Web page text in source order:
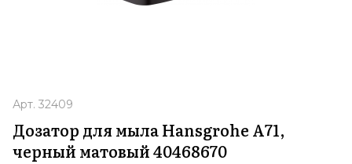
Арт. 32409
Дозатор для мыла Hansgrohe A71,
черный матовый 40468670